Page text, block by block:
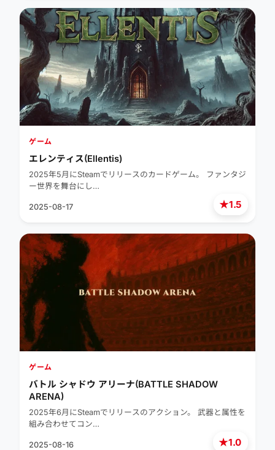
★1.5
ゲーム
エレンティス(Ellentis)
2025年5月にSteamでリリースのカードゲーム。 ファンタジ
ー世界を舞台にし…
2025-08-17
★1.0
ゲーム
バトル シャドウ アリーナ(BATTLE SHADOW
ARENA)
2025年6月にSteamでリリースのアクション。 武器と属性を
組み合わせてコン…
2025-08-16